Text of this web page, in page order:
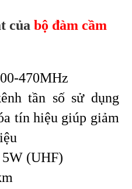
củabộ đàm cầm
470MHz
tần số sử dụng
tín hiệu giúp giảm
5W (UHF)